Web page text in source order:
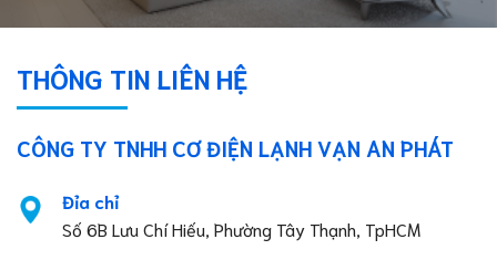
THÔNG TIN LIÊN HỆ
CÔNG TY TNHH CƠ ĐIỆN LẠNH VẠN AN PHÁT
Đỉa chỉ
Số 6B Lưu Chí Hiếu, Phường Tây Thạnh, TpHCM